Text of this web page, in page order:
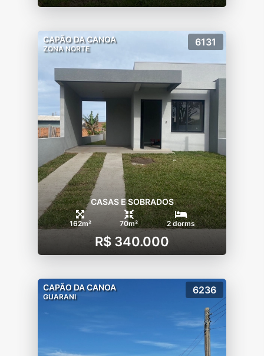
CAPÃO DA CANOA
ZONA NORTE
6131
CASAS E SOBRADOS
162m² 70m² 2 dorms
R$ 340.000
CAPÃO DA CANOA
GUARANI
6236